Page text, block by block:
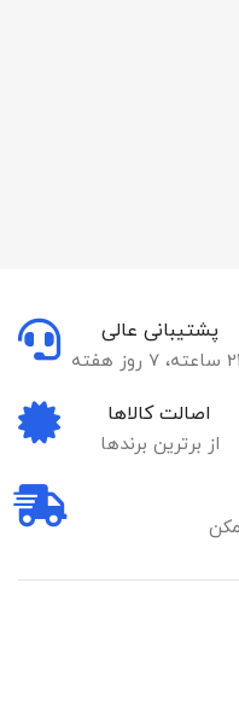
پشتیبانی عالی
هفته
اصالت کالاها
از برترین برندها